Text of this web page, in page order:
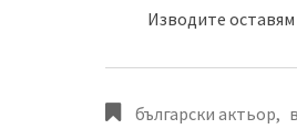
Изводите оставям
български актьор,